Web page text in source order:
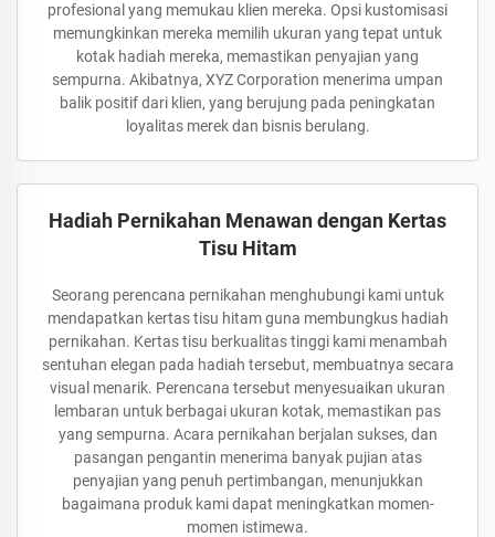
profesional yang memukau klien mereka. Opsi kustomisasi
memungkinkan mereka memilih ukuran yang tepat untuk
kotak hadiah mereka, memastikan penyajian yang
sempurna. Akibatnya, XYZ Corporation menerima umpan
balik positif dari klien, yang berujung pada peningkatan
loyalitas merek dan bisnis berulang.
Hadiah Pernikahan Menawan dengan Kertas
Tisu Hitam
Seorang perencana pernikahan menghubungi kami untuk
mendapatkan kertas tisu hitam guna membungkus hadiah
pernikahan. Kertas tisu berkualitas tinggi kami menambah
sentuhan elegan pada hadiah tersebut, membuatnya secara
visual menarik. Perencana tersebut menyesuaikan ukuran
lembaran untuk berbagai ukuran kotak, memastikan pas
yang sempurna. Acara pernikahan berjalan sukses, dan
pasangan pengantin menerima banyak pujian atas
penyajian yang penuh pertimbangan, menunjukkan
bagaimana produk kami dapat meningkatkan momen-
momen istimewa.